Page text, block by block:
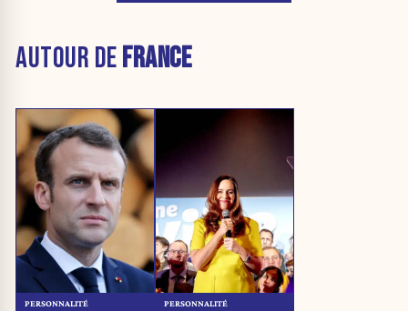
AUTOUR DEFRANCE
PERSONNALITÉ PERSONNALITÉ